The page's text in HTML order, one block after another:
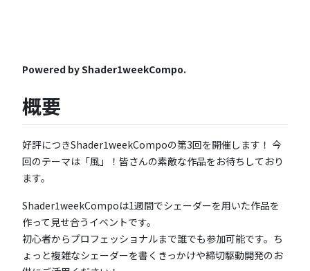
Powered by Shader1weekCompo.
概要
好評につきShader1weekCompoの第3回を開催します！ 今
回のテーマは「風」！皆さんの素敵な作品をお待ちしており
ます。
Shader1weekCompoは1週間でシェーダーを用いた作品を
作って見せ合うイベントです。
初心者からプロフェッショナルまで誰でも参加可能です。ち
ょっと複雑なシェーダーを書くきっかけや締切駆動開発のお